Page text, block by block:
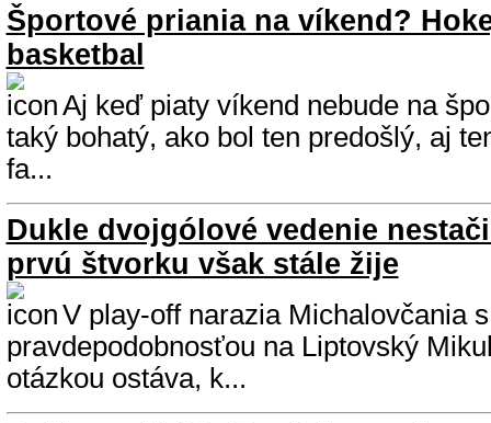
Športové priania na víkend?
basketbal
Aj keď piaty víkend nebude na
taký bohatý, ako bol ten predošlý, aj
fa...
Dukle dvojgólové vedenie
prvú štvorku však stále žije
V play-off narazia Michalovčania
pravdepodobnosťou na Liptovský
otázkou ostáva, k...